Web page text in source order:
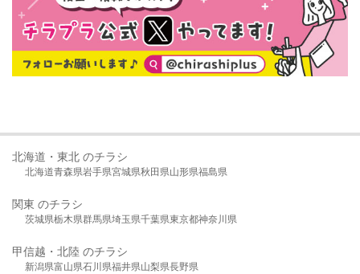
北海道・東北 のチラシ
北海道青森県岩手県宮城県秋田県山形県福島県
関東 のチラシ
茨城県栃木県群馬県埼玉県千葉県東京都神奈川県
甲信越・北陸 のチラシ
新潟県富山県石川県福井県山梨県長野県